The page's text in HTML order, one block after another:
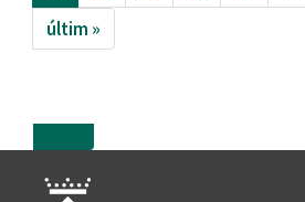
últim »